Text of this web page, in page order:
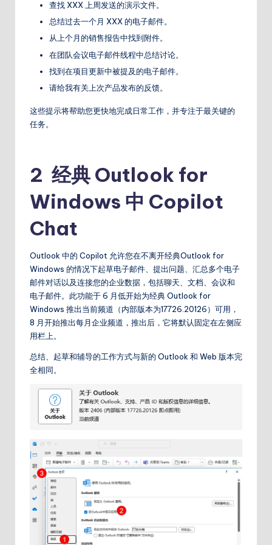
查找 XXX 上周发送的演示文件。
总结过去一个月 XXX 的电子邮件。
从上个月的销售报告中找到附件。
在团队会议电子邮件线程中总结讨论。
找到在项目更新中被提及的电子邮件。
请给我有关上次产品发布的反馈。
这些提示将帮助您更快地完成日常工作，并专注于最关键的
任务。
2 经典 Outlook for
Windows 中 Copilot
Chat
Outlook 中的 Copilot 允许您在不离开经典Outlook for
Windows 的情况下起草电子邮件、提出问题、汇总多个电子
邮件对话以及连接您的企业数据，包括聊天、文档、会议和
电子邮件。此功能于 6 月低开始为经典 Outlook for
Windows 推出当前频道（内部版本为17726.20126）可用，
8 月开始推出每月企业频道，推出后，它将默认固定在左侧应
用栏上。
总结、起草和辅导的工作方式与新的 Outlook 和 Web 版本完
全相同。